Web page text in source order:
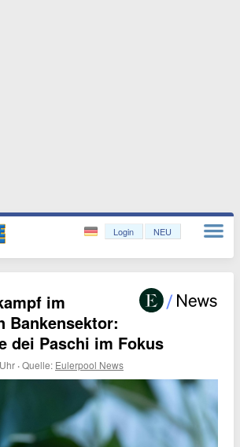
Login NEU
im
Bankensektor:
dei Paschi im Fokus
·Quelle: Eulerpool News